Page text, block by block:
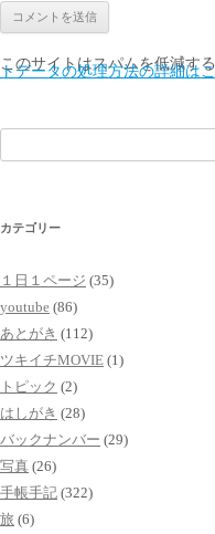
このサイトはスパムを低減す
トデータの処理方法の詳細は
索:
カテゴリー
１日１ページ (35)
youtube (86)
あとがき (112)
ツキイチMOVIE (1)
トピック (2)
はしがき (28)
バックナンバー (29)
写真 (26)
手帳手記 (322)
旅 (6)